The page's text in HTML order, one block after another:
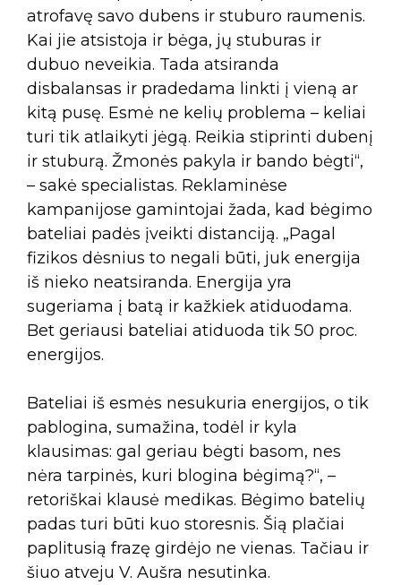
atrofavę savo dubens ir stuburo raumenis.
Kai jie atsistoja ir bėga, jų stuburas ir
dubuo neveikia. Tada atsiranda
disbalansas ir pradedama linkti į vieną ar
kitą pusę. Esmė ne kelių problema – keliai
turi tik atlaikyti jėgą. Reikia stiprinti dubenį
ir stuburą. Žmonės pakyla ir bando bėgti“,
– sakė specialistas. Reklaminėse
kampanijose gamintojai žada, kad bėgimo
bateliai padės įveikti distanciją. „Pagal
fizikos dėsnius to negali būti, juk energija
iš nieko neatsiranda. Energija yra
sugeriama į batą ir kažkiek atiduodama.
Bet geriausi bateliai atiduoda tik 50 proc.
energijos.
Bateliai iš esmės nesukuria energijos, o tik
pablogina, sumažina, todėl ir kyla
klausimas: gal geriau bėgti basom, nes
nėra tarpinės, kuri blogina bėgimą?“, –
retoriškai klausė medikas. Bėgimo batelių
padas turi būti kuo storesnis. Šią plačiai
paplitusią frazę girdėjo ne vienas. Tačiau ir
šiuo atveju V. Aušra nesutinka.